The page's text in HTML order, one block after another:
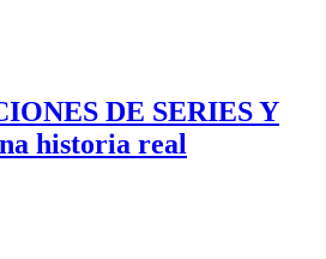
DE SERIES Y
historia real